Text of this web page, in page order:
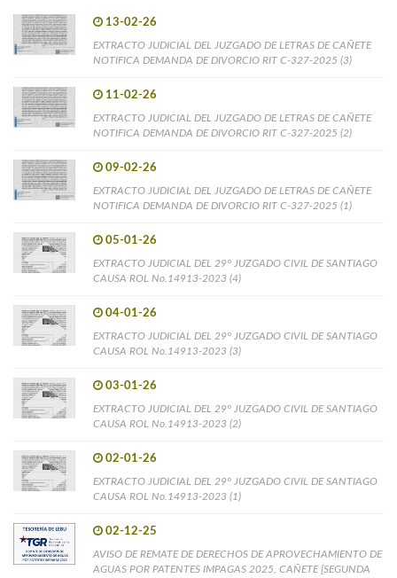
13-02-26
EXTRACTO JUDICIAL DEL JUZGADO DE LETRAS DE CAÑETE
NOTIFICA DEMANDA DE DIVORCIO RIT C-327-2025 (3)
11-02-26
EXTRACTO JUDICIAL DEL JUZGADO DE LETRAS DE CAÑETE
NOTIFICA DEMANDA DE DIVORCIO RIT C-327-2025 (2)
09-02-26
EXTRACTO JUDICIAL DEL JUZGADO DE LETRAS DE CAÑETE
NOTIFICA DEMANDA DE DIVORCIO RIT C-327-2025 (1)
05-01-26
EXTRACTO JUDICIAL DEL 29° JUZGADO CIVIL DE SANTIAGO
CAUSA ROL No.14913-2023 (4)
04-01-26
EXTRACTO JUDICIAL DEL 29° JUZGADO CIVIL DE SANTIAGO
CAUSA ROL No.14913-2023 (3)
03-01-26
EXTRACTO JUDICIAL DEL 29° JUZGADO CIVIL DE SANTIAGO
CAUSA ROL No.14913-2023 (2)
02-01-26
EXTRACTO JUDICIAL DEL 29° JUZGADO CIVIL DE SANTIAGO
CAUSA ROL No.14913-2023 (1)
02-12-25
AVISO DE REMATE DE DERECHOS DE APROVECHAMIENTO DE
AGUAS POR PATENTES IMPAGAS 2025, CAÑETE [SEGUNDA